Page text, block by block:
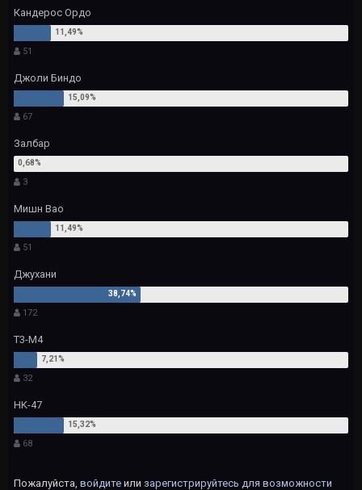
Кандерос Ордо
51
Джоли Биндо
67
Залбар
3
Мишн Вао
51
Джухани
172
Т3-М4
32
HK-47
68
Пожалуйста, войдите или зарегистрируйтесь для возможности